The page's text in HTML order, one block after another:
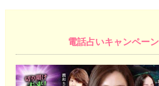
電話占いキャンペーン